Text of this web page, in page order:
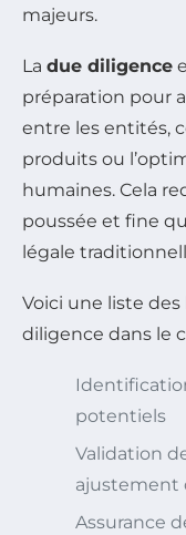
majeurs.
La due diligence
préparation pour
entre les entités,
produits ou
humaines. Cela
poussée et fine
légale
Voici une liste
diligence dans le
potentiels
Validation
ajustement
Assurance